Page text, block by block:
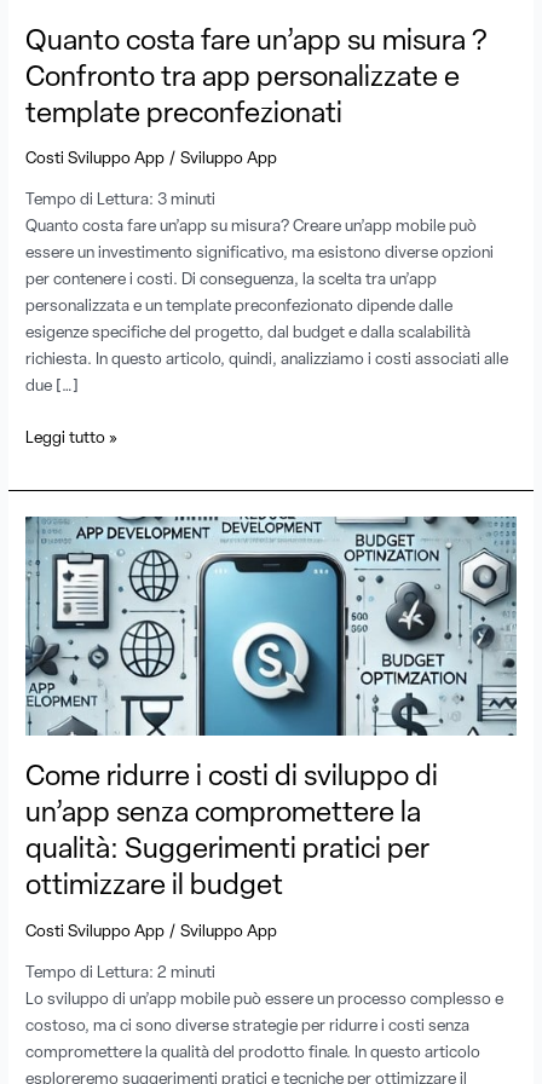
Quanto costa fare un’app su misura ?
Confronto tra app personalizzate e
template preconfezionati
Costi Sviluppo App /Sviluppo App
Tempo di Lettura:3 minuti
Quanto costa fare un’app su misura? Creare un’app mobile può
essere un investimento significativo, ma esistono diverse opzioni
per contenere i costi. Di conseguenza, la scelta tra un’app
personalizzata e un template preconfezionato dipende dalle
esigenze specifiche del progetto, dal budget e dalla scalabilità
richiesta. In questo articolo, quindi, analizziamo i costi associati alle
due […]
personalizzate
e
template
preconfezionati
Leggi tutto »
Come ridurre i costi di sviluppo di
un’app senza compromettere la
qualità: Suggerimenti pratici per
ottimizzare il budget
Costi Sviluppo App /Sviluppo App
Tempo di Lettura:2 minuti
Lo sviluppo di un’app mobile può essere un processo complesso e
costoso, ma ci sono diverse strategie per ridurre i costi senza
compromettere la qualità del prodotto finale. In questo articolo
esploreremo suggerimenti pratici e tecniche per ottimizzare il
Come
ridurre
i
costi
di
sviluppo
di
un’app
senza
compromettere
qualità:
Suggerimenti
pratici
ottimizzare
budget